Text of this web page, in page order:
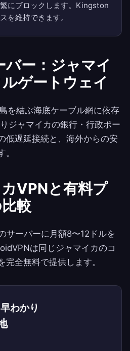
にブロックします。Kingston
を維持できます。
ー：ジャマイ
ゲートウェイ
を結ぶ海底ケーブル網に依存
ジャマイカの銀行・行政ポー
低遅延接続と、海外からの安
VPNと有料プ
較
サーバーに月額8〜12ドルを
は同じジャマイカのコ
完全無料で提供します。
わかり